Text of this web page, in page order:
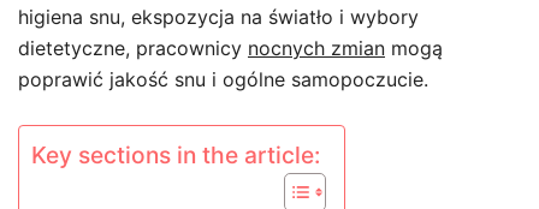
higiena snu, ekspozycja na światło i wybory
dietetyczne, pracownicy nocnych zmian mogą
poprawić jakość snu i ogólne samopoczucie.
Key sections in the article: